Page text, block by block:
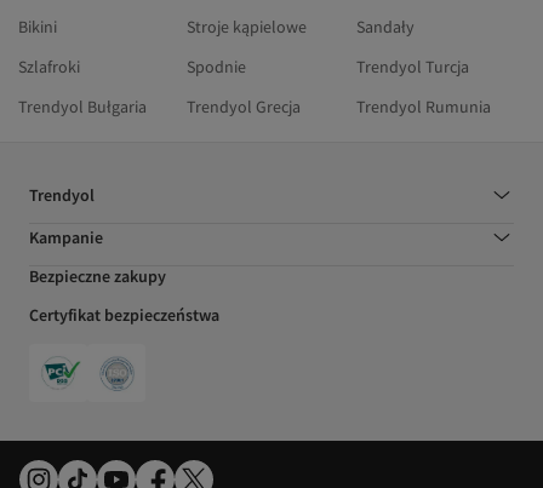
Bikini
Stroje kąpielowe
Sandały
Szlafroki
Spodnie
Trendyol Turcja
Trendyol Bułgaria
Trendyol Grecja Trendyol Rumunia
Trendyol
Kampanie
Bezpieczne zakupy
Certyfikat bezpieczeństwa